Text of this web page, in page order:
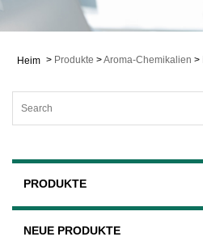
Heim > Produkte >Aroma-Chemikalien >
PRODUKTE
NEUE PRODUKTE